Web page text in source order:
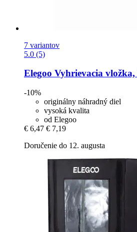
7 variantov
5.0 (5)
Elegoo Vyhrievacia
-10%
originálny náhradný diel
vysoká kvalita
od Elegoo
€ 6,47 € 7,19
Doručenie do 12. augusta